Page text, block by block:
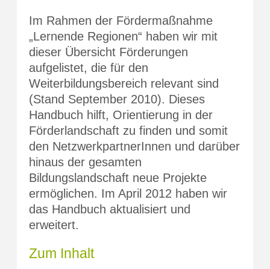
Im Rahmen der Fördermaßnahme
„Lernende Regionen“ haben wir mit
dieser Übersicht Förderungen
aufgelistet, die für den
Weiterbildungsbereich relevant sind
(Stand September 2010). Dieses
Handbuch hilft, Orientierung in der
Förderlandschaft zu finden und somit
den NetzwerkpartnerInnen und darüber
hinaus der gesamten
Bildungslandschaft neue Projekte
ermöglichen. Im April 2012 haben wir
das Handbuch aktualisiert und
erweitert.
Zum Inhalt